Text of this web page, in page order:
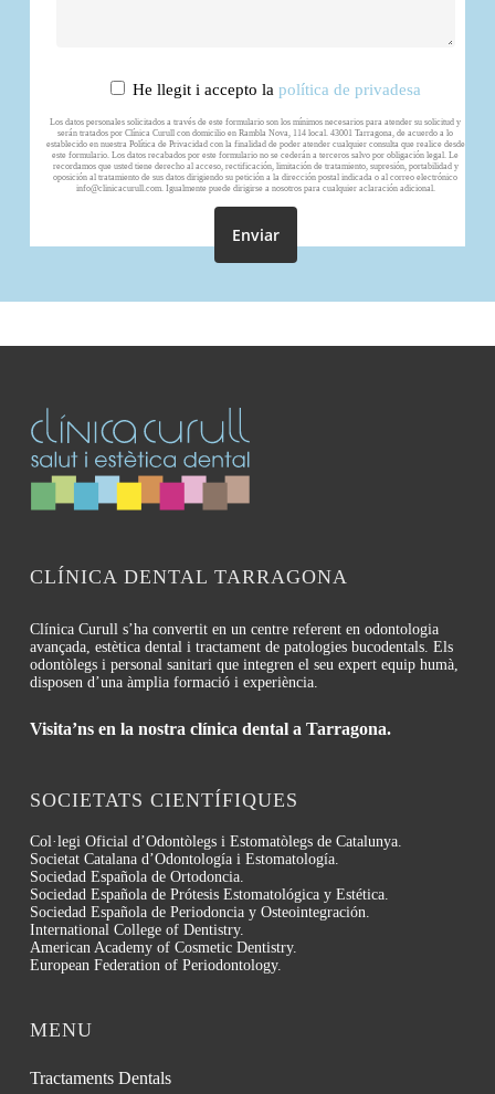
He llegit i accepto la política de privadesa
Los datos personales solicitados a través de este formulario son los mínimos necesarios para atender su solicitud y
serán tratados por Clínica Curull con domicilio en Rambla Nova, 114 local. 43001 Tarragona, de acuerdo a lo
establecido en nuestra Política de Privacidad con la finalidad de poder atender cualquier consulta que realice desde
este formulario. Los datos recabados por este formulario no se cederán a terceros salvo por obligación legal. Le
recordamos que usted tiene derecho al acceso, rectificación, limitación de tratamiento, supresión, portabilidad y
oposición al tratamiento de sus datos dirigiendo su petición a la dirección postal indicada o al correo electrónico
info@clinicacurull.com. Igualmente puede dirigirse a nosotros para cualquier aclaración adicional.
CLÍNICA DENTAL TARRAGONA
Clínica Curull s’ha convertit en un centre referent en odontologia
avançada, estètica dental i tractament de patologies bucodentals. Els
odontòlegs i personal sanitari que integren el seu expert equip humà,
disposen d’una àmplia formació i experiència.
Visita’ns en la nostra clínica dental a Tarragona.
SOCIETATS CIENTÍFIQUES
Col·legi Oficial d’Odontòlegs i Estomatòlegs de Catalunya.
Societat Catalana d’Odontología i Estomatología.
Sociedad Española de Ortodoncia.
Sociedad Española de Prótesis Estomatológica y Estética.
Sociedad Española de Periodoncia y Osteointegración.
International College of Dentistry.
American Academy of Cosmetic Dentistry.
European Federation of Periodontology.
MENU
Tractaments Dentals